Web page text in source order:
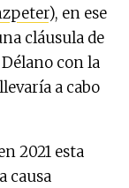
), en ese
cláusula de
con la
a cabo
2021 esta
causa